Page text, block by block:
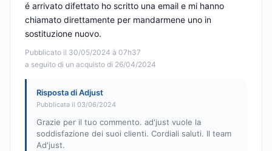
Pubblicato il 30/05/2024 à 07h37
a seguito di un acquisto di 26/04/2024
é arrivato difettato ho scritto una email e mi hanno
chiamato direttamente per mandarmene uno in
sostituzione nuovo.
Risposta di Adjust
Pubblicata il 03/06/2024
Grazie per il tuo commento. ad'just vuole la
soddisfazione dei suoi clienti. Cordiali saluti. Il team
Ad'just.